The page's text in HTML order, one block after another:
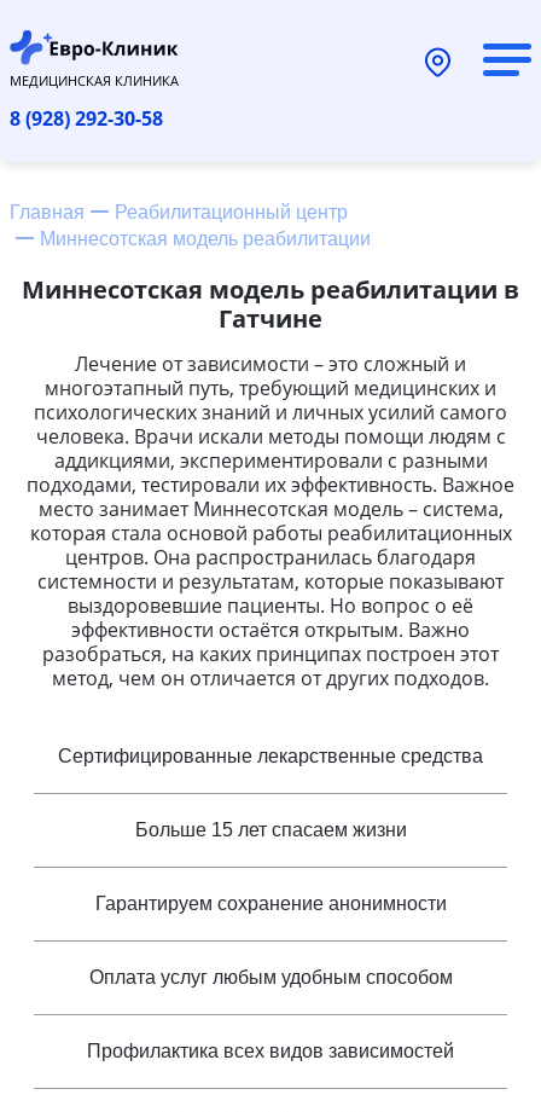
МЕДИЦИНСКАЯ КЛИНИКА
8 (928) 292-30-58
Главная
Реабилитационный центр
Миннесотская модель реабилитации
Миннесотская модель реабилитации в
Гатчине
Лечение от зависимости – это сложный и
многоэтапный путь, требующий медицинских и
психологических знаний и личных усилий самого
человека. Врачи искали методы помощи людям с
аддикциями, экспериментировали с разными
подходами, тестировали их эффективность. Важное
место занимает Миннесотская модель – система,
которая стала основой работы реабилитационных
центров. Она распространилась благодаря
системности и результатам, которые показывают
выздоровевшие пациенты. Но вопрос о её
эффективности остаётся открытым. Важно
разобраться, на каких принципах построен этот
метод, чем он отличается от других подходов.
Сертифицированные лекарственные средства
Больше 15 лет спасаем жизни
Гарантируем сохранение анонимности
Оплата услуг любым удобным способом
Профилактика всех видов зависимостей